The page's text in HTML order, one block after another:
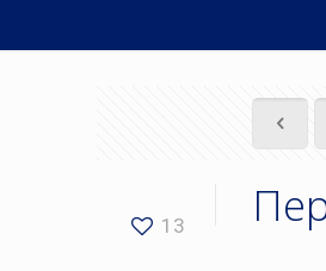
13